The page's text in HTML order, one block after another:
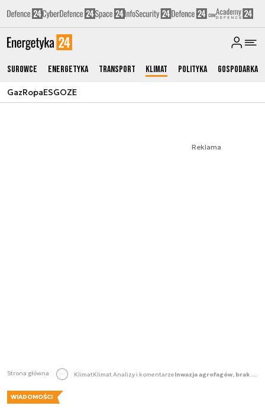
Surowce Energetyka Transport Klimat Polityka Gospodarka
GazRopaESGOZE
Reklama
Strona główna KlimatKlimat Analizy i komentarze Inwazja agrofagów, brak wody, głód. Katastrofalne skutki zmian klimatu dla rolnictwa [KOMENTARZ]
WIADOMOŚCI